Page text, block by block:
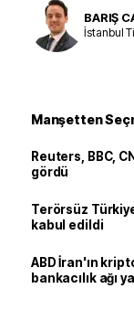
BARIŞ
İstanbul
Manşetten
Reuters, BBC,
gördü
Terörsüz
kabul edildi
ABD İran'ın
bankacılık ağı